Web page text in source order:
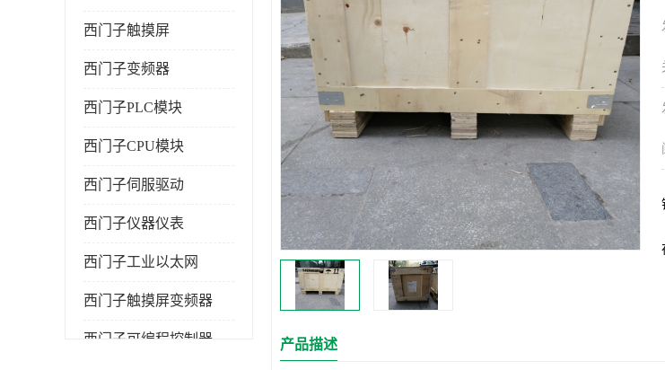
西门子触摸屏
西门子变频器
西门子PLC模块
西门子CPU模块
西门子伺服驱动
西门子仪器仪表
西门子工业以太网
西门子触摸屏变频器
西门子可编程控制器 产品描述